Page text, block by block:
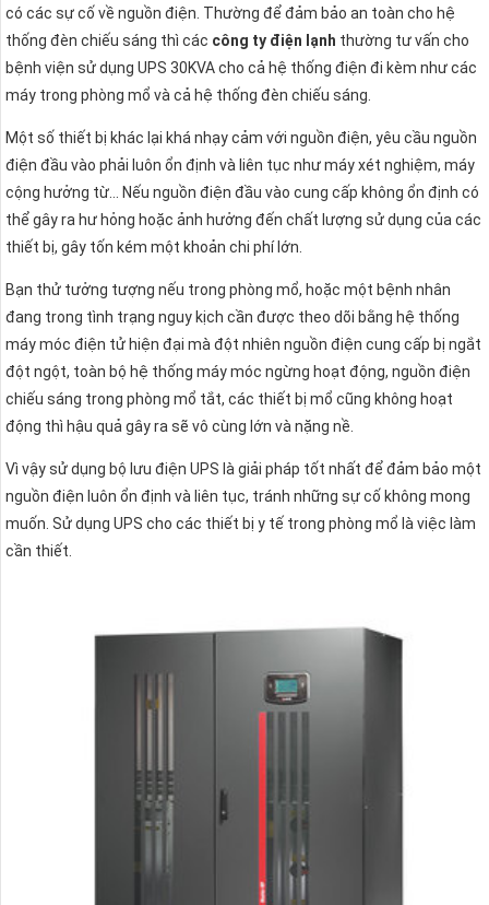
có các sự cố về nguồn điện. Thường để đảm bảo an toàn cho hệ
thống đèn chiếu sáng thì các công ty điện lạnh thường tư vấn cho
bệnh viện sử dụng UPS 30KVA cho cả hệ thống điện đi kèm như các
máy trong phòng mổ và cả hệ thống đèn chiếu sáng.
Một số thiết bị khác lại khá nhạy cảm với nguồn điện, yêu cầu nguồn
điện đầu vào phải luôn ổn định và liên tục như máy xét nghiệm, máy
cộng hưởng từ… Nếu nguồn điện đầu vào cung cấp không ổn định có
thể gây ra hư hỏng hoặc ảnh hưởng đến chất lượng sử dụng của các
thiết bị, gây tốn kém một khoản chi phí lớn.
Bạn thử tưởng tượng nếu trong phòng mổ, hoặc một bệnh nhân
đang trong tình trạng nguy kịch cần được theo dõi bằng hệ thống
máy móc điện tử hiện đại mà đột nhiên nguồn điện cung cấp bị ngắt
đột ngột, toàn bộ hệ thống máy móc ngừng hoạt động, nguồn điện
chiếu sáng trong phòng mổ tắt, các thiết bị mổ cũng không hoạt
động thì hậu quả gây ra sẽ vô cùng lớn và nặng nề.
Vì vậy sử dụng bộ lưu điện UPS là giải pháp tốt nhất để đảm bảo một
nguồn điện luôn ổn định và liên tục, tránh những sự cố không mong
muốn. Sử dụng UPS cho các thiết bị y tế trong phòng mổ là việc làm
cần thiết.